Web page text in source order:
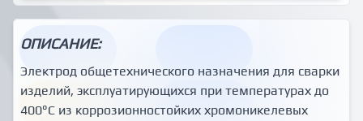
ОПИСАНИЕ:
Электрод общетехнического назначения для сварки
изделий, эксплуатирующихся при температурах до
400°С из коррозионностойких хромоникелевых